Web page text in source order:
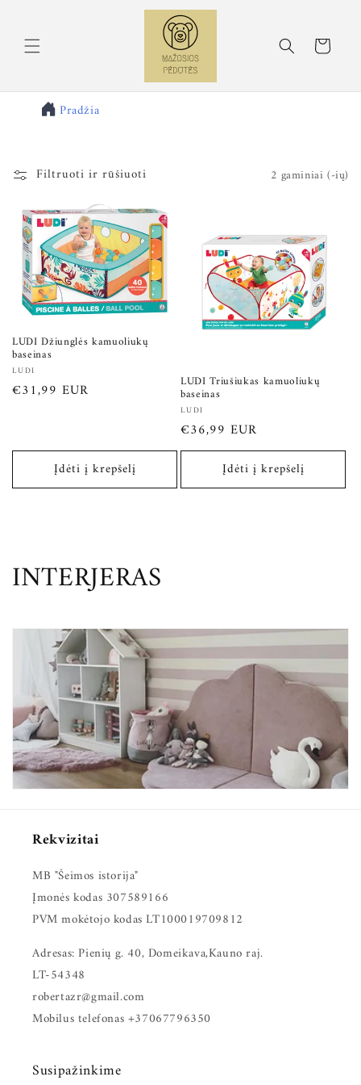
Krepšelis
Pradžia
Filtruoti ir rūšiuoti 2 gaminiai (-ių)
LUDI Džiunglės kamuoliukų
baseinas
Tiekėjas:
LUDI
Įprasta
€31,99 EUR
Įdėti į krepšelį
LUDI Triušiukas kamuoliukų
baseinas
Tiekėjas:
LUDI
Įprasta
kaina
€36,99 EUR
Įdėti į krepšelį
K
k
c
i
INTERJERAS
Rekvizitai
MB "Šeimos istorija"
Įmonės kodas 307589166
PVM mokėtojo kodas LT100019709812
Adresas: Pienių g. 40, Domeikava,Kauno raj.
LT-54348
robertazr@gmail.com
Mobilus telefonas +37067796350
Susipažinkime